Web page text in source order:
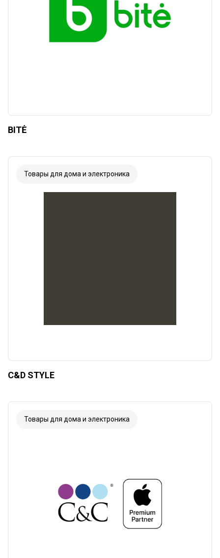
BITĖ
Товары для дома и электроника
C&D STYLE
Товары для дома и электроника